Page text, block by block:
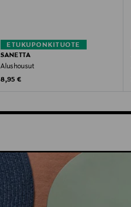
ETUKUPONKITUOTE
SANETTA
Alushousut
Original Price
8,95 €